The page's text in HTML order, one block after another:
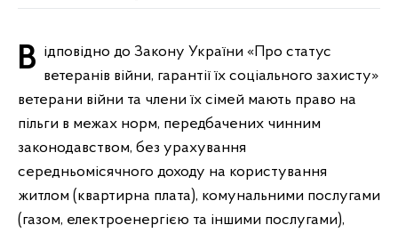
Відповідно до Закону України «Про статус ветеранів війни, гарантії їх соціального захисту»
ветерани війни та члени їх сімей мають право на
пільги в межах норм, передбачених чинним
законодавством, без урахування
середньомісячного доходу на користування
житлом (квартирна плата), комунальними послугами
(газом, електроенергією та іншими послугами),